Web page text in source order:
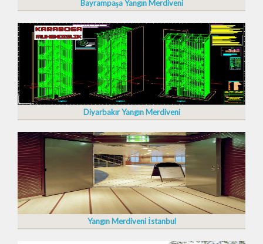
Bayrampaşa Yangın Merdiveni
Diyarbakır Yangın Merdiveni
Yangın Merdiveni İstanbul